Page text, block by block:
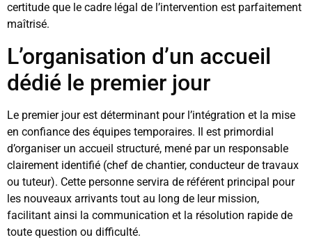
certitude que le cadre légal de l’intervention est parfaitement
maîtrisé.
L’organisation d’un accueil
dédié le premier jour
Le premier jour est déterminant pour l’intégration et la mise
en confiance des équipes temporaires. Il est primordial
d’organiser un accueil structuré, mené par un responsable
clairement identifié (chef de chantier, conducteur de travaux
ou tuteur). Cette personne servira de référent principal pour
les nouveaux arrivants tout au long de leur mission,
facilitant ainsi la communication et la résolution rapide de
toute question ou difficulté.